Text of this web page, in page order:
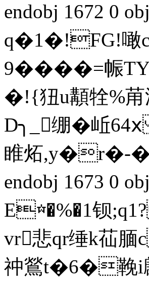
endobj 1672 0
q�1�!FG!噉
9� ���=
�!{狃u顜牷%
D╮_绷�岴
睢炻,y�r�-�'
endobj 1673 0
E☆�%�1钡
vr悲qr缍k苮
祌鶑t�6�鞔i